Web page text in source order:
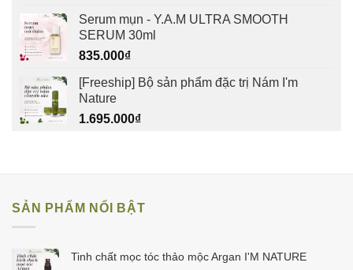
Serum mụn - Y.A.M ULTRA SMOOTH
SERUM 30ml
835.000₫
[Freeship] Bộ sản phẩm đặc trị Nám I'm
Nature
1.695.000₫
SẢN PHẨM NỔI BẬT
Tinh chất mọc tóc thảo mộc Argan I'M NATURE